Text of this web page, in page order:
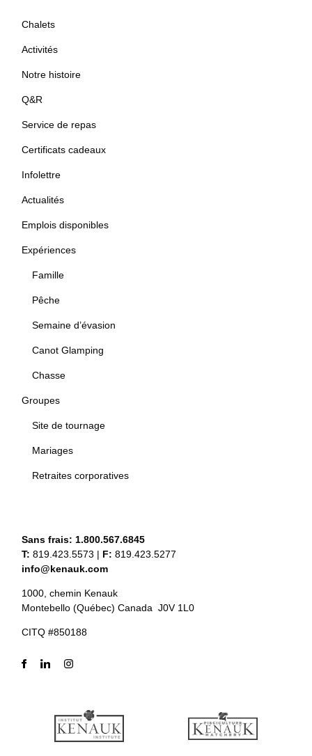
Chalets
Activités
Notre histoire
Q&R
Service de repas
Certificats cadeaux
Infolettre
Actualités
Emplois disponibles
Expériences
Famille
Pêche
Semaine d’évasion
Canot Glamping
Chasse
Groupes
Site de tournage
Mariages
Retraites corporatives
Sans frais:1.800.567.6845
T: 819.423.5573 | F: 819.423.5277
info@kenauk.com
1000, chemin Kenauk
Montebello (Québec) Canada J0V 1L0
CITQ #850188